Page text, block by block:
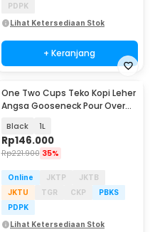
PDPK
Lihat Ketersediaan Stok
+ Keranjang
One Two Cups Teko Kopi Leher
Angsa Gooseneck Pour Over
Black 1L
Rp146.000
Rp221.900 35%
Online JKTP
JKTB
JKTU
TGR CKP
PBKS
PDPK
Lihat Ketersediaan Stok